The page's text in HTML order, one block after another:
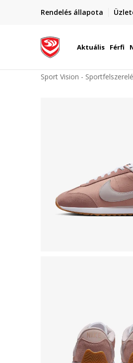
Rendelés állapotaSzállítás
Aktuális Férfi
Sport Vision -